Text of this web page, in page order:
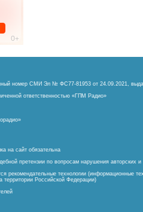
номер СМИ Эл № ФС77-81953 от 24.09.2021,
ответственностью «ГПМ Радио»
на сайт обязательна
претензии по вопросам нарушения авторских
рекомендательные технологии (информационные
территории Российской Федерации)